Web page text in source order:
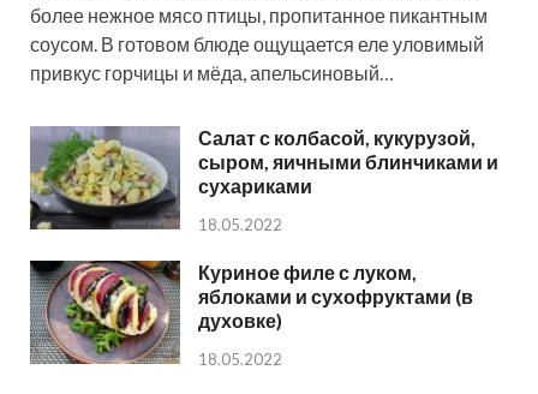
более нежное мясо птицы, пропитанное пикантным
соусом. В готовом блюде ощущается еле уловимый
привкус горчицы и мёда, апельсиновый…
Салат с колбасой, кукурузой,
сыром, яичными блинчиками и
сухариками
18.05.2022
Куриное филе с луком,
яблоками и сухофруктами (в
духовке)
18.05.2022